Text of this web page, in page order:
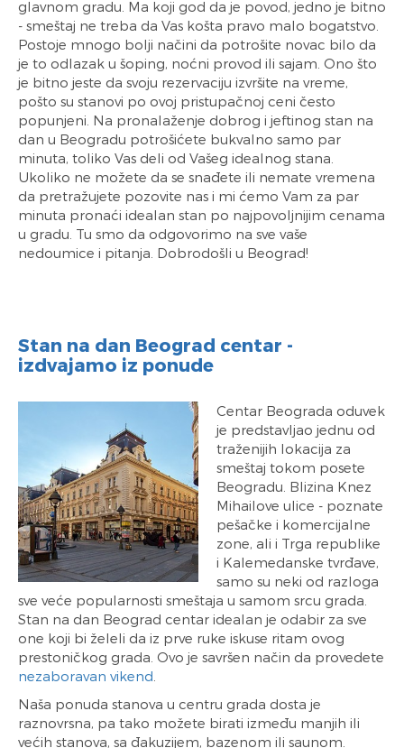
glavnom gradu. Ma koji god da je povod, jedno je bitno
- smeštaj ne treba da Vas košta pravo malo bogatstvo.
Postoje mnogo bolji načini da potrošite novac bilo da
je to odlazak u šoping, noćni provod ili sajam. Ono što
je bitno jeste da svoju rezervaciju izvršite na vreme,
pošto su stanovi po ovoj pristupačnoj ceni često
popunjeni. Na pronalaženje dobrog i jeftinog stan na
dan u Beogradu potrošićete bukvalno samo par
minuta, toliko Vas deli od Vašeg idealnog stana.
Ukoliko ne možete da se snađete ili nemate vremena
da pretražujete pozovite nas i mi ćemo Vam za par
minuta pronaći idealan stan po najpovoljnijim cenama
u gradu. Tu smo da odgovorimo na sve vaše
nedoumice i pitanja. Dobrodošli u Beograd!
Stan na dan Beograd centar -
izdvajamo iz ponude
Centar Beograda oduvek
je predstavljao jednu od
traženijih lokacija za
smeštaj tokom posete
Beogradu. Blizina Knez
Mihailove ulice - poznate
pešačke i komercijalne
zone, ali i Trga republike
i Kalemedanske tvrđave,
samo su neki od razloga
sve veće popularnosti smeštaja u samom srcu grada.
Stan na dan Beograd centar idealan je odabir za sve
one koji bi želeli da iz prve ruke iskuse ritam ovog
prestoničkog grada. Ovo je savršen način da provedete
nezaboravan vikend
Naša ponuda stanova u centru grada dosta je
raznovrsna, pa tako možete birati između manjih ili
većih stanova, sa đakuzijem, bazenom ili saunom.